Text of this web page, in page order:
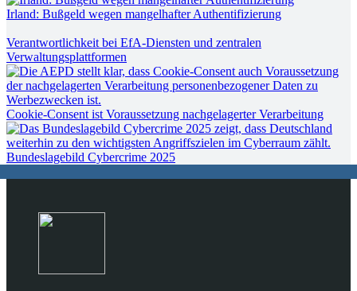
Irland: Bußgeld wegen mangelhafter Authentifizierung
Verantwortlichkeit bei EfA-Diensten und zentralen
Verwaltungsplattformen
Cookie-Consent ist Voraussetzung nachgelagerter Verarbeitung
Bundeslagebild Cybercrime 2025